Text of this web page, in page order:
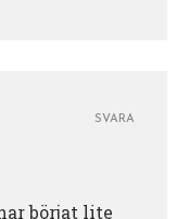
börjat lite
SVARA